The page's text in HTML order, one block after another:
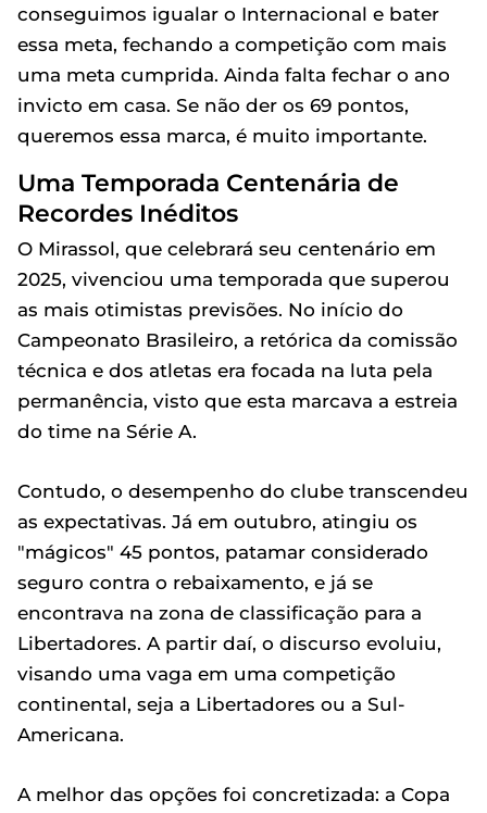
conseguimos igualar o Internacional e bater
essa meta, fechando a competição com mais
uma meta cumprida. Ainda falta fechar o ano
invicto em casa. Se não der os 69 pontos,
queremos essa marca, é muito importante.
Uma Temporada Centenária de
Recordes Inéditos
O Mirassol, que celebrará seu centenário em
2025, vivenciou uma temporada que superou
as mais otimistas previsões. No início do
Campeonato Brasileiro, a retórica da comissão
técnica e dos atletas era focada na luta pela
permanência, visto que esta marcava a estreia
do time na Série A.
Contudo, o desempenho do clube transcendeu
as expectativas. Já em outubro, atingiu os
"mágicos" 45 pontos, patamar considerado
seguro contra o rebaixamento, e já se
encontrava na zona de classificação para a
Libertadores. A partir daí, o discurso evoluiu,
visando uma vaga em uma competição
continental, seja a Libertadores ou a Sul-
Americana.
A melhor das opções foi concretizada: a Copa